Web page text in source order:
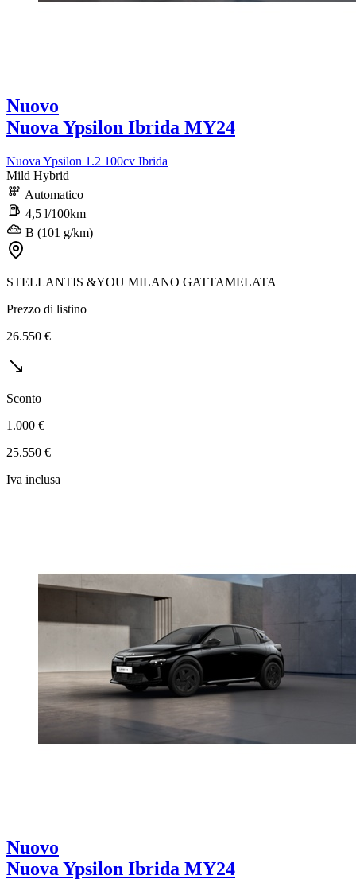
Nuovo
Nuova Ypsilon Ibrida MY24
Nuova Ypsilon 1.2 100cv Ibrida
Mild Hybrid
Automatico
4,5 l/100km
B (101 g/km)
STELLANTIS &YOU MILANO GATTAMELATA
Prezzo di listino
26.550 €
Sconto
1.000 €
25.550 €
Iva inclusa
Nuovo
Nuova Ypsilon Ibrida MY24